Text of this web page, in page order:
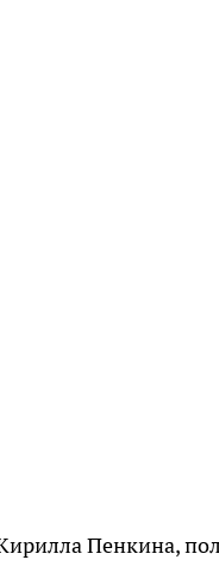
Пенкина,